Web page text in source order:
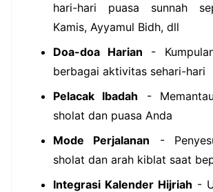
hari-hari puasa sunnah
Kamis, Ayyamul Bidh, dll
Doa-doa Harian -
berbagai aktivitas sehari-hari
Pelacak Ibadah -
sholat dan puasa Anda
Mode Perjalanan -
sholat dan arah kiblat saat
Integrasi Kalender Hijriah -